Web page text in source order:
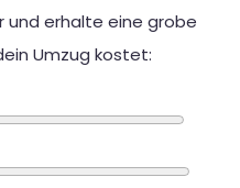
und erhalte eine grobe
Umzug kostet: